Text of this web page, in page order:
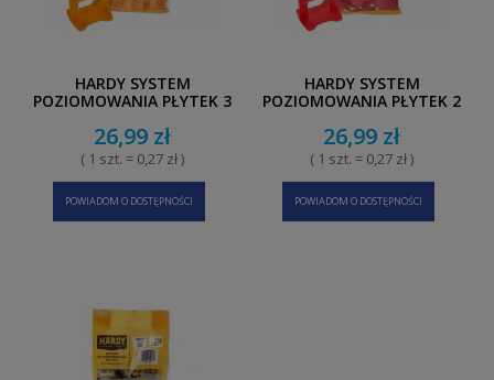
HARDY SYSTEM
POZIOMOWANIA PŁYTEK 3
26,99 zł
( 1 szt. = 0,27 zł )
POWIADOM O DOSTĘPNOŚCI
HARDY SYSTEM
POZIOMOWANIA PŁYTEK 2
26,99 zł
( 1 szt. = 0,27 zł )
POWIADOM O DOSTĘPNOŚCI